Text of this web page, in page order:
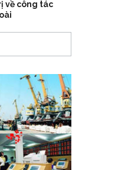
về công tác